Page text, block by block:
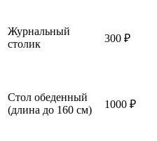
Журнальный
столик
300 ₽
Стол обеденный
(длина до 160 см)
1000 ₽